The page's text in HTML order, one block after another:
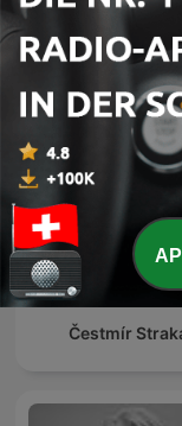
Perú Misterio
Čestmír